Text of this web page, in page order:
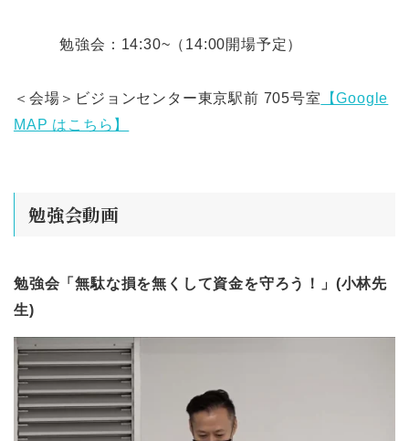
勉強会：14:30~（14:00開場予定）
＜会場＞ビジョンセンター東京駅前 705号室 【Google
MAP はこちら】
勉強会動画
勉強会「無駄な損を無くして資金を守ろう！」(小林先
生)